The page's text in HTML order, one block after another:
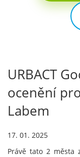
URBACT
ocenění
Labem
17. 01. 2025
Právě tato 2 města